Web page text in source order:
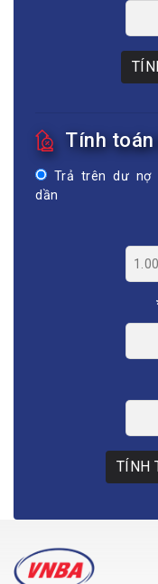
Tính toán
Trả trên dư nợ
dần
TÍNH